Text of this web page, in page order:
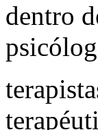
dentro